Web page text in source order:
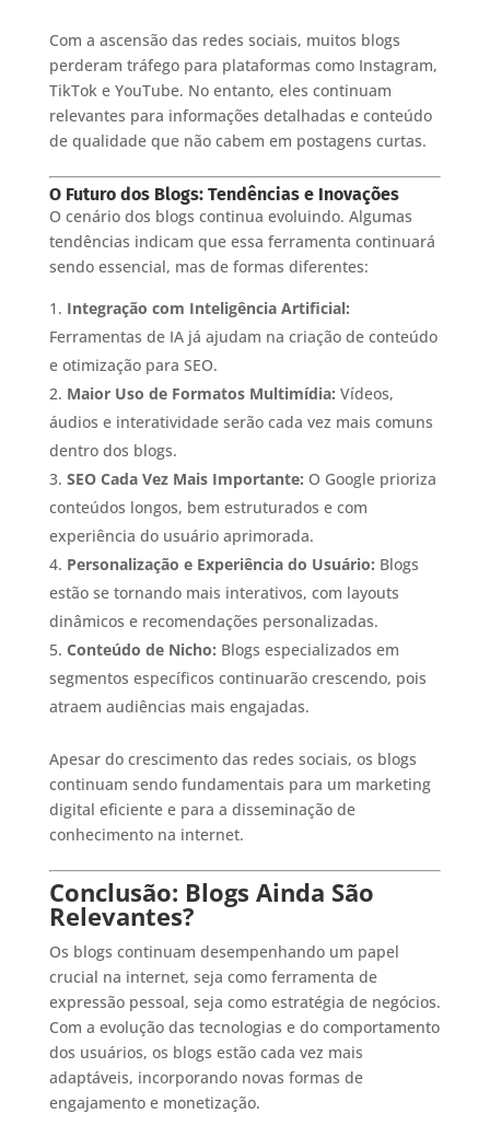
Com a ascensão das redes sociais, muitos blogs
perderam tráfego para plataformas como Instagram,
TikTok e YouTube. No entanto, eles continuam
relevantes para informações detalhadas e conteúdo
de qualidade que não cabem em postagens curtas.
O Futuro dos Blogs: Tendências e Inovações
O cenário dos blogs continua evoluindo. Algumas
tendências indicam que essa ferramenta continuará
sendo essencial, mas de formas diferentes:
Integração com Inteligência Artificial:
Ferramentas de IA já ajudam na criação de conteúdo
e otimização para SEO.
Maior Uso de Formatos Multimídia: Vídeos,
áudios e interatividade serão cada vez mais comuns
dentro dos blogs.
SEO Cada Vez Mais Importante: O Google prioriza
conteúdos longos, bem estruturados e com
experiência do usuário aprimorada.
Personalização e Experiência do Usuário: Blogs
estão se tornando mais interativos, com layouts
dinâmicos e recomendações personalizadas.
Conteúdo de Nicho: Blogs especializados em
segmentos específicos continuarão crescendo, pois
atraem audiências mais engajadas.
Apesar do crescimento das redes sociais, os blogs
continuam sendo fundamentais para um marketing
digital eficiente e para a disseminação de
conhecimento na internet.
Conclusão: Blogs Ainda São
Relevantes?
Os blogs continuam desempenhando um papel
crucial na internet, seja como ferramenta de
expressão pessoal, seja como estratégia de negócios.
Com a evolução das tecnologias e do comportamento
dos usuários, os blogs estão cada vez mais
adaptáveis, incorporando novas formas de
engajamento e monetização.